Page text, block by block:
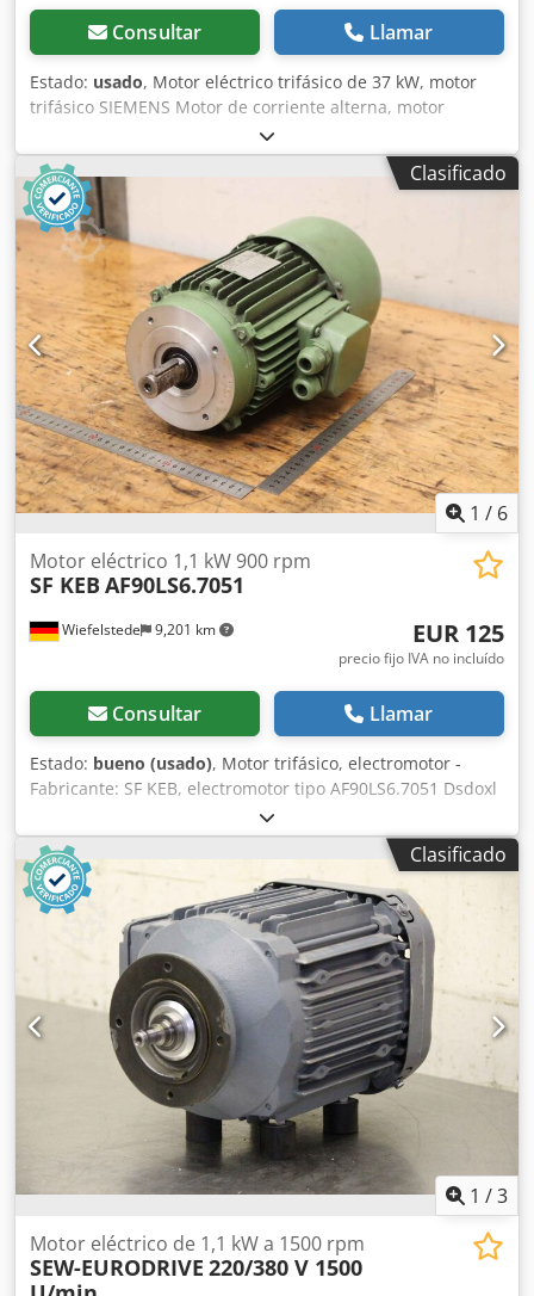
Consultar Llamar
Estado: usado, Motor eléctrico trifásico de 37 kW, motor
trifásico SIEMENS Motor de corriente alterna, motor
eléctrico, rotor de jaula de ardilla, motor asíncrono Tipo:
1LE16032BB034GB4 Diseño: V1 Tamaño: 225S Velocidad del
motor: 1478 rpm Consumo de corriente: 66 amperios
Potencia del motor: 37 kW Conexión a la red: 400 voltios, 50
Hz Diámetro del eje: Ø 60 mm Longitud del extremo del
eje: 135 mm Ancho de la ranura de la chaveta en el eje: 18
mm Diámetro del círculo de los pernos de la brida: 450
mm Diámetro de centrado: 350 mm Diámetro del círculo
de los orificios: Ø 400 mm - Motor con brida y 8 orificios de
fijación Ø 18 mm Longitud de la carcasa del motor sin el
eje del motor: 660 mm Longitud de la carcasa del motor
con el eje del motor: 800 mm Espacio requerido L x A x Al:
800 x 400 x 570 mm Peso propio: 300 kg Dedpezin Acsfx
Apvsck En muy buen estado: nuevo, sin usar, procedente
de liquidación de existencias.
Clasificado
1 / 6
Wiefelstede 9,201 km
Motor eléctrico 1,1 kW 900 rpm
SF KEB AF90LS6.7051
EUR 125
precio fijo IVA no incluído
Consultar Llamar
Estado: bueno (usado), Motor trifásico, electromotor -
Fabricante: SF KEB, electromotor tipo AF90LS6.7051 Dsdoxl
Sdiopfx Apvjck - Potencia: 1,1 kW - Velocidad: 900 rpm - Eje:
Ø 24 x 50 mm - Grado de protección: IP55 - Forma
constructiva: B14 - Dimensiones: 380/210/H176 mm - Peso:
20 kg.
Clasificado
1 /3
Motor eléctrico de 1,1 kW a 1500 rpm
SEW-EURODRIVE 220/380 V 1500